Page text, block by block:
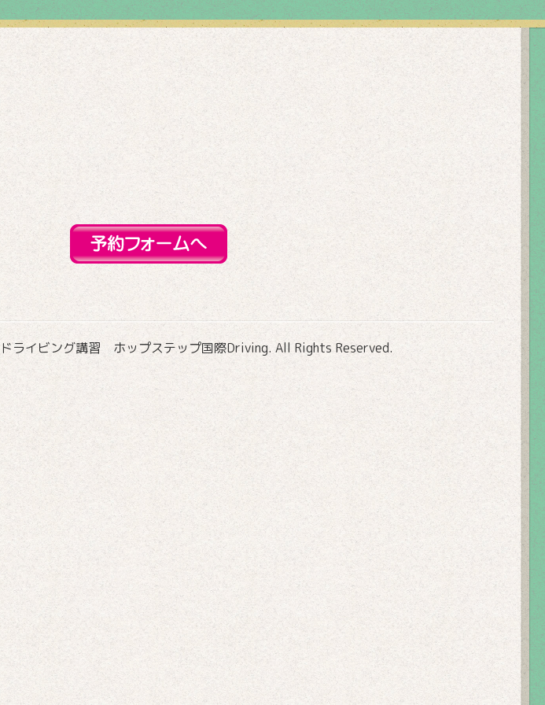
ライビング講習 ホップステップ国際Driving. All Rights Reserved.